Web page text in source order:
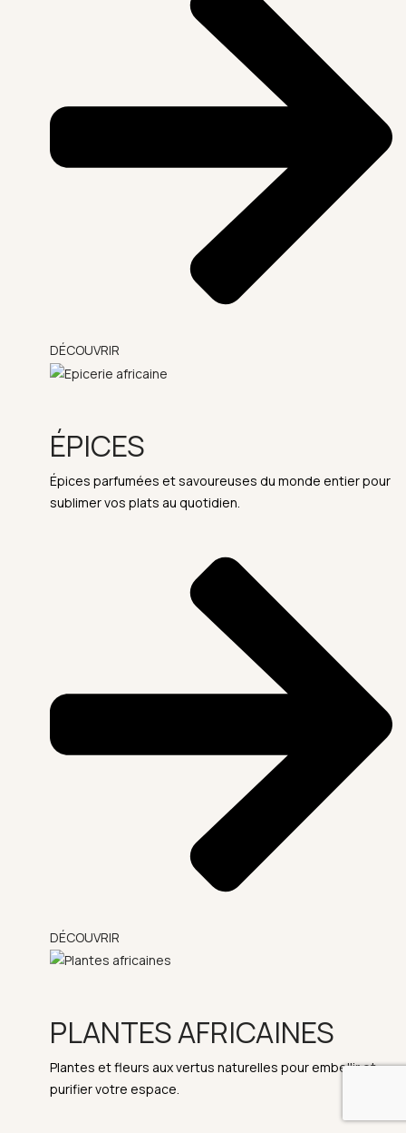
DÉCOUVRIR
ÉPICES
Épices parfumées et savoureuses du monde entier pour
sublimer vos plats au quotidien.
DÉCOUVRIR
PLANTES AFRICAINES
Plantes et fleurs aux vertus naturelles pour embellir et
purifier votre espace.